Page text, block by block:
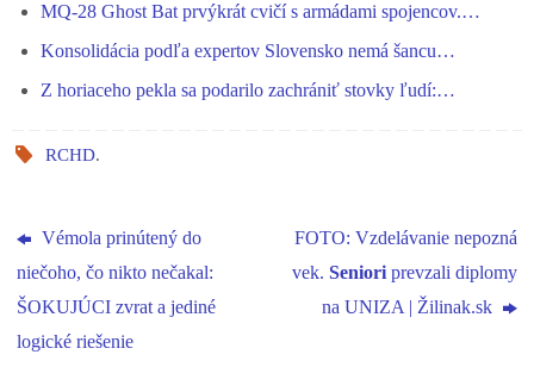
MQ-28 Ghost Bat prvýkrát cvičí s armádami spojencov.…
Konsolidácia podľa expertov Slovensko nemá šancu…
Z horiaceho pekla sa podarilo zachrániť stovky ľudí:…
RCHD.
Vémola prinútený do
niečoho, čo nikto nečakal:
ŠOKUJÚCI zvrat a jediné
logické riešenie
FOTO: Vzdelávanie nepozná
vek. Senioriprevzali diplomy
na UNIZA | Žilinak.sk